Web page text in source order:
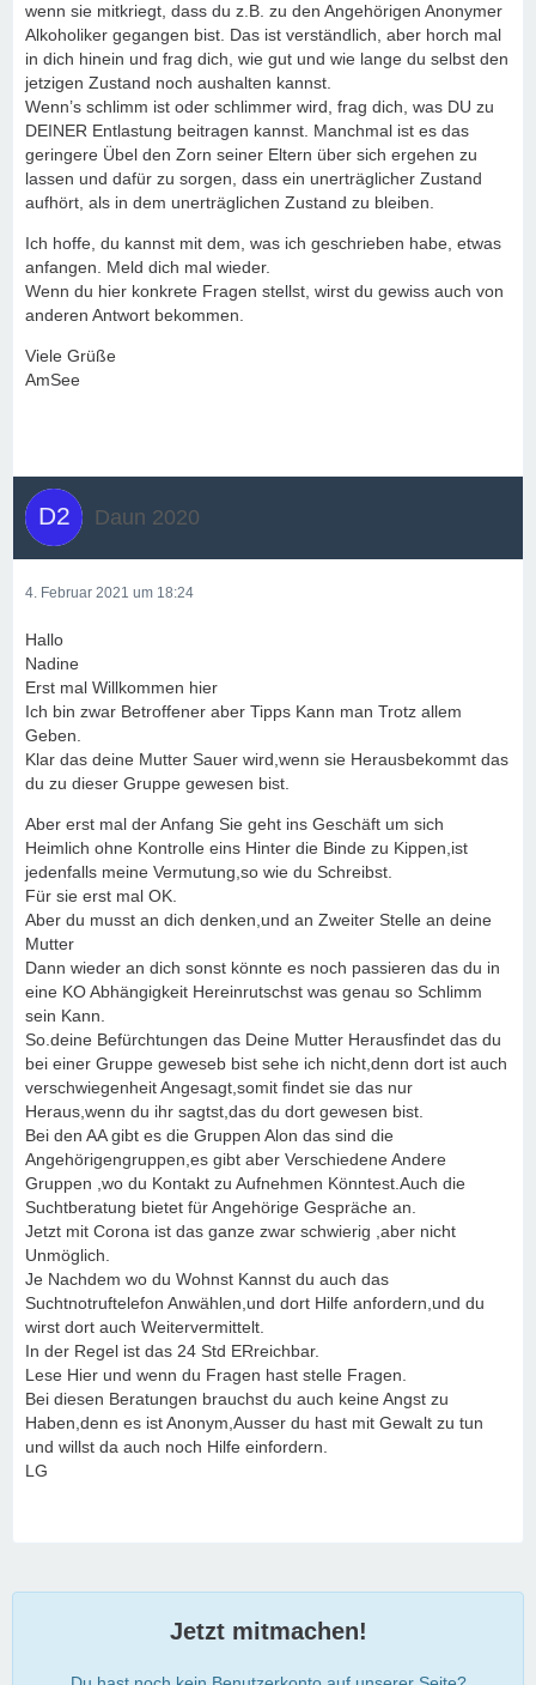
wenn sie mitkriegt, dass du z.B. zu den Angehörigen Anonymer
Alkoholiker gegangen bist. Das ist verständlich, aber horch mal
in dich hinein und frag dich, wie gut und wie lange du selbst den
jetzigen Zustand noch aushalten kannst.
Wenn’s schlimm ist oder schlimmer wird, frag dich, was DU zu
DEINER Entlastung beitragen kannst. Manchmal ist es das
geringere Übel den Zorn seiner Eltern über sich ergehen zu
lassen und dafür zu sorgen, dass ein unerträglicher Zustand
aufhört, als in dem unerträglichen Zustand zu bleiben.
Ich hoffe, du kannst mit dem, was ich geschrieben habe, etwas
anfangen. Meld dich mal wieder.
Wenn du hier konkrete Fragen stellst, wirst du gewiss auch von
anderen Antwort bekommen.
Viele Grüße
AmSee
Daun 2020
4. Februar 2021 um 18:24
Hallo
Nadine
Erst mal Willkommen hier
Ich bin zwar Betroffener aber Tipps Kann man Trotz allem
Geben.
Klar das deine Mutter Sauer wird,wenn sie Herausbekommt das
du zu dieser Gruppe gewesen bist.
Aber erst mal der Anfang Sie geht ins Geschäft um sich
Heimlich ohne Kontrolle eins Hinter die Binde zu Kippen,ist
jedenfalls meine Vermutung,so wie du Schreibst.
Für sie erst mal OK.
Aber du musst an dich denken,und an Zweiter Stelle an deine
Mutter
Dann wieder an dich sonst könnte es noch passieren das du in
eine KO Abhängigkeit Hereinrutschst was genau so Schlimm
sein Kann.
So.deine Befürchtungen das Deine Mutter Herausfindet das du
bei einer Gruppe geweseb bist sehe ich nicht,denn dort ist auch
verschwiegenheit Angesagt,somit findet sie das nur
Heraus,wenn du ihr sagtst,das du dort gewesen bist.
Bei den AA gibt es die Gruppen Alon das sind die
Angehörigengruppen,es gibt aber Verschiedene Andere
Gruppen ,wo du Kontakt zu Aufnehmen Könntest.Auch die
Suchtberatung bietet für Angehörige Gespräche an.
Jetzt mit Corona ist das ganze zwar schwierig ,aber nicht
Unmöglich.
Je Nachdem wo du Wohnst Kannst du auch das
Suchtnotruftelefon Anwählen,und dort Hilfe anfordern,und du
wirst dort auch Weitervermittelt.
In der Regel ist das 24 Std ERreichbar.
Lese Hier und wenn du Fragen hast stelle Fragen.
Bei diesen Beratungen brauchst du auch keine Angst zu
Haben,denn es ist Anonym,Ausser du hast mit Gewalt zu tun
und willst da auch noch Hilfe einfordern.
LG
Jetzt mitmachen!